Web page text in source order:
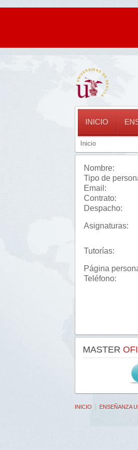
INICIO
Inicio
Nombre:
Tipo de
Email:
Contrato:
Despacho:
Asignaturas:
Tutorías:
Página
Teléfono:
MASTER
INICIO ENSEÑANZA